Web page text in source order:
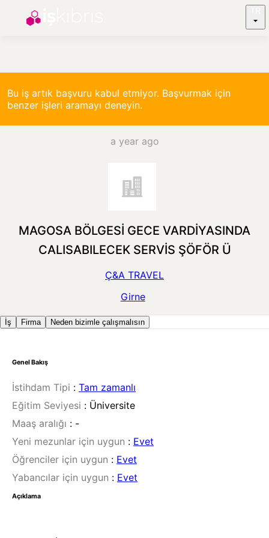
Bu iş artık başvuru kabul etmiyor. Başvurmak için
benzer işleri aramayı deneyin.
a year ago
MAGOSA BÖLGESİ GECE VARDİYASINDA
CALISABILECEK SERVİS ŞÖFÖR Ü
Ç&A TRAVEL
Girne
İş Firma Neden bizimle çalışmalısın
Genel Bakış
İstihdam Tipi : Tam zamanlı
Eğitim Seviyesi : Üniversite
Maaş aralığı : -
Yeni mezunlar için uygun : Evet
Öğrenciler için uygun : Evet
Yabancılar için uygun : Evet
Açıklama